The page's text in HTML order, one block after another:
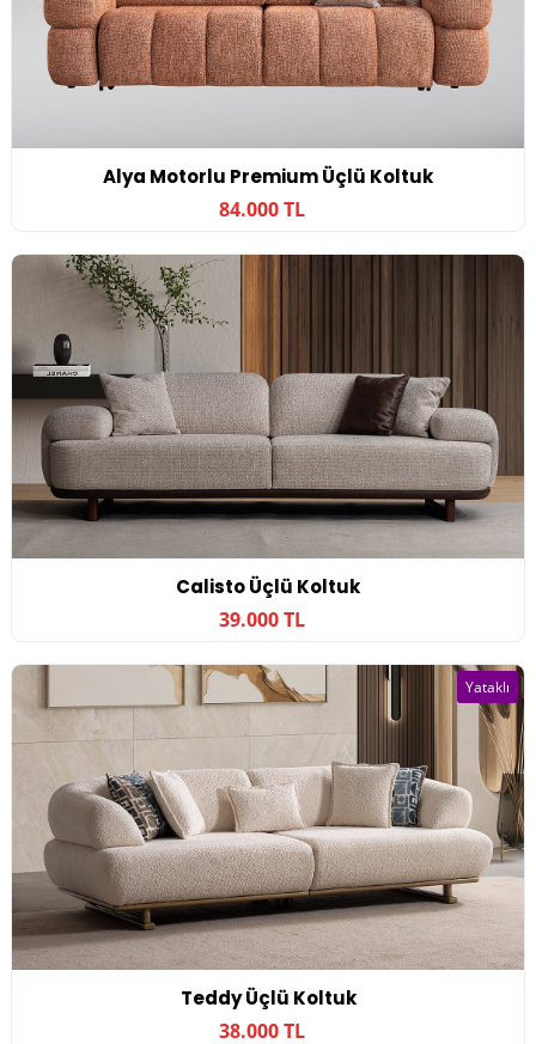
Alya Motorlu Premium Üçlü Koltuk
84.000 TL
Calisto Üçlü Koltuk
39.000 TL
Teddy Üçlü Koltuk
38.000 TL
Yataklı